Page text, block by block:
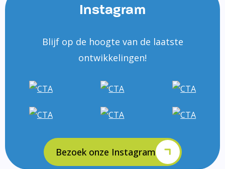
Instagram
Blijf op de hoogte van de laatste
ontwikkelingen!
Bezoek onze Instagram